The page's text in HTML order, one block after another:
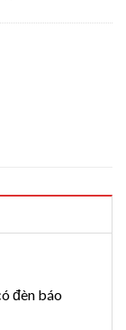
đèn báo